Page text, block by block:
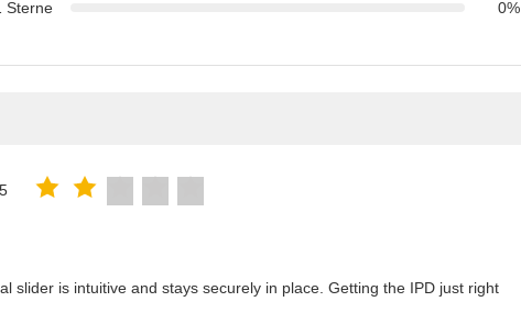
Sterne
0%
slider is intuitive and stays securely in place. Getting the IPD just right